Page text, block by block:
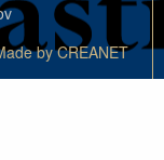
by CREANET